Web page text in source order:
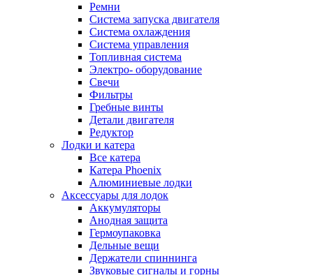
Ремни
Система запуска двигателя
Система охлаждения
Система управления
Топливная система
Электро- оборудование
Свечи
Фильтры
Гребные винты
Детали двигателя
Редуктор
Лодки и катера
Все катера
Катера Phoenix
Алюминиевые лодки
Аксессуары для лодок
Аккумуляторы
Анодная защита
Гермоупаковка
Дельные вещи
Держатели спиннинга
Звуковые сигналы и горны